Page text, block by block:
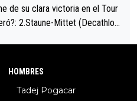
de su clara victoria en el Tour
2.Staune-Mittet (Decathlon,
Belle (Visma), 10. Vacek (Li
HOMBRES
Tadej Pogacar